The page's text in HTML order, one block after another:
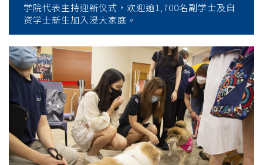
学院代表主持迎新仪式，欢迎逾1,700名副学士及自
资学士新生加入浸大家庭。